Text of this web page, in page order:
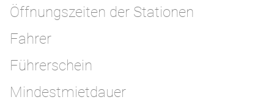
Öffnungszeiten der Stationen
Fahrer
Führerschein
Mindestmietdauer